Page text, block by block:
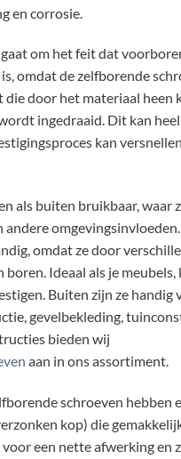
en corrosie.
om het feit dat
omdat de zelfborende
die door het materiaal heen
ingedraaid. Dit kan
kan
als buiten bruikbaar, waar
andere
omdat ze door
Ideaal als je meubels,
Buiten zijn ze handig
gevelbekleding,
bieden wij
aan in ons assortiment.
schroeven hebben
kop) die
een nette afwerking en